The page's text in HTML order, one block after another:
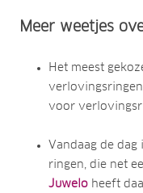
Meer weetjes
Het meest
verlovingsringen
voor
Vandaag de
ringen, die net
Juwelo heeft